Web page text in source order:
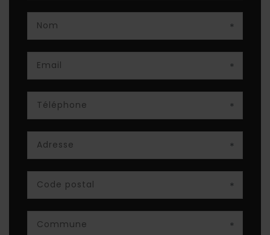
*
*
*
*
*
*